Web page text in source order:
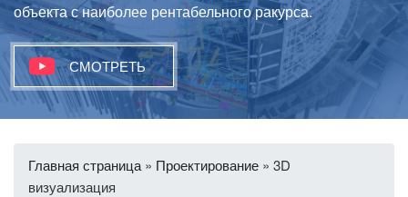
объекта с наиболее рентабельного ракурса.
СМОТРЕТЬ
Главная страница » Проектирование » 3D
визуализация